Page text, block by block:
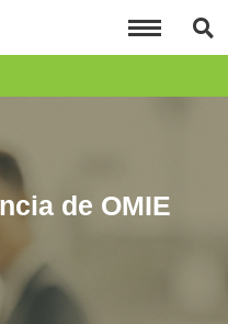
de OMIE